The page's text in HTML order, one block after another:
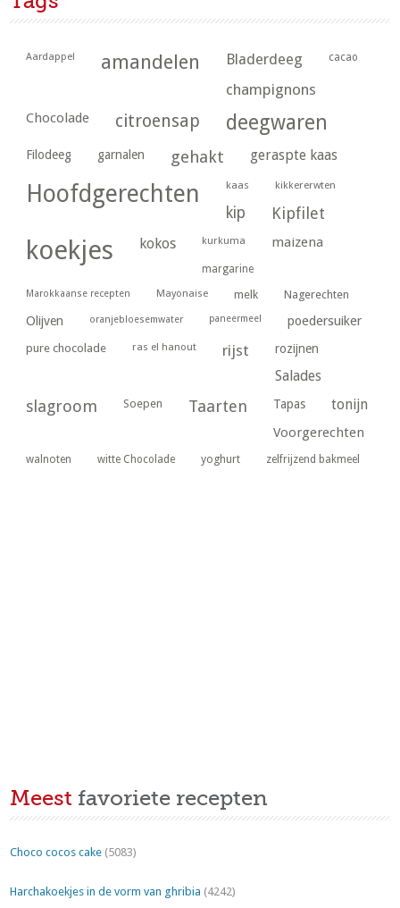
Aardappel amandelen Bladerdeeg cacao
champignons
Chocolade citroensap deegwaren
Filodeeg garnalen gehakt geraspte kaas
Hoofdgerechten kaas kikkererwten
kip Kipfilet
koekjes kokos kurkuma maizena
margarine
Marokkaanse recepten Mayonaise melk Nagerechten
Olijven oranjebloesemwater paneermeel poedersuiker
pure chocolade ras el hanout rijst rozijnen
Salades
slagroom Soepen Taarten Tapas tonijn
Voorgerechten
walnoten witte Chocolade yoghurt zelfrijzend bakmeel
Meest favoriete recepten
Choco cocos cake (5083)
Harchakoekjes in de vorm van ghribia (4242)